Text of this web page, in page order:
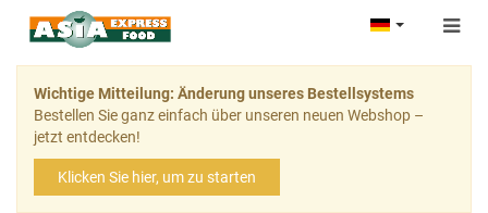
Wichtige Mitteilung: Änderung unseres Bestellsystems
Bestellen Sie ganz einfach über unseren neuen Webshop –
jetzt entdecken!
Klicken Sie hier, um zu starten